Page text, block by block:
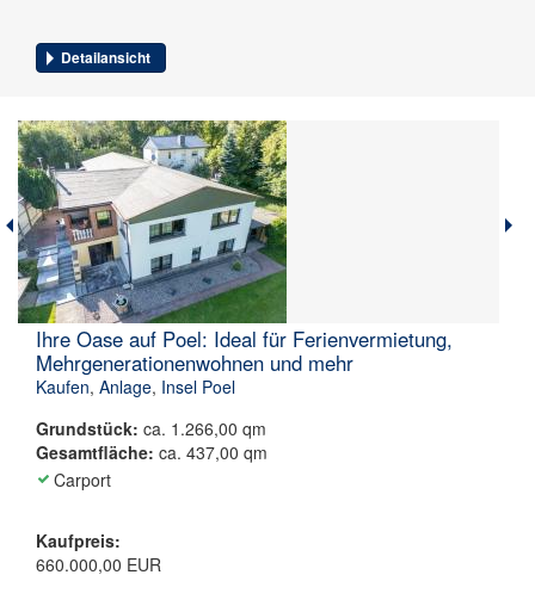
Detailansicht
Ihre Oase auf Poel: Ideal für Ferienvermietung,
Mehrgenerationenwohnen und mehr
Kaufen, Anlage, Insel Poel
Grundstück: ca. 1.266,00 qm
Gesamtfläche: ca. 437,00 qm
Carport
Kaufpreis:
660.000,00 EUR